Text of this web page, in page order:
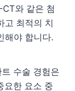
와 같은 첨
고 최적의 치
해야 합니다.
수술 경험은
요한 요소 중